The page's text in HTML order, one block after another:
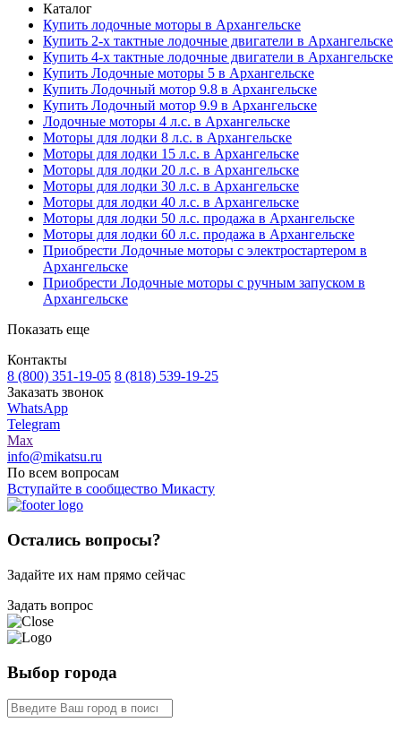
Каталог
Купить лодочные моторы в Архангельске
Купить 2-х тактные лодочные двигатели в Архангельске
Купить 4-х тактные лодочные двигатели в Архангельске
Купить Лодочные моторы 5 в Архангельске
Купить Лодочный мотор 9.8 в Архангельске
Купить Лодочный мотор 9.9 в Архангельске
Лодочные моторы 4 л.с. в Архангельске
Моторы для лодки 8 л.с. в Архангельске
Моторы для лодки 15 л.с. в Архангельске
Моторы для лодки 20 л.с. в Архангельске
Моторы для лодки 30 л.с. в Архангельске
Моторы для лодки 40 л.с. в Архангельске
Моторы для лодки 50 л.с. продажа в Архангельске
Моторы для лодки 60 л.с. продажа в Архангельске
Приобрести Лодочные моторы с электростартером в
Архангельске
Приобрести Лодочные моторы с ручным запуском в
Архангельске
Показать еще
Контакты
8 (800) 351-19-05 8 (818) 539-19-25
Заказать звонок
WhatsApp
Telegram
Max
info@mikatsu.ru
По всем вопросам
Вступайте в сообщество Микасту
Остались вопросы?
Задайте их нам прямо сейчас
Задать вопрос
Выбор города